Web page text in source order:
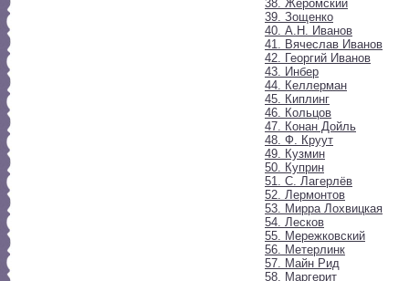
38. Жеромский
39. Зощенко
40. А.Н. Иванов
41. Вячеслав Иванов
42. Георгий Иванов
43. Инбер
44. Келлерман
45. Киплинг
46. Кольцов
47. Конан Дойль
48. Ф. Круут
49. Кузмин
50. Куприн
51. С. Лагерлёв
52. Лермонтов
53. Мирра Лохвицкая
54. Лесков
55. Мережковский
56. Метерлинк
57. Майн Рид
58. Маргерит